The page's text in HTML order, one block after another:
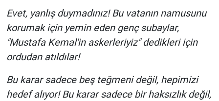
Evet, yanlış duymadınız! Bu vatanın namusunu
korumak için yemin eden genç subaylar,
"Mustafa Kemal'in askerleriyiz" dedikleri için
ordudan atıldılar!
Bu karar sadece beş teğmeni değil, hepimizi
hedef alıyor! Bu karar sadece bir haksızlık değil,